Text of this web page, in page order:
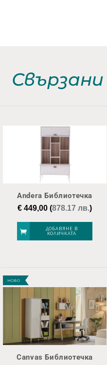
Andera Библиотечка
€ 449,00 (878.17 лв.)
ДОБАВЯНЕ В
КОЛИЧКАТА
НОВО
Canvas Библиотечка